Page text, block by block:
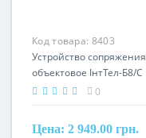
Код товара: 8403
Устройство сопряжения
объектовое ІнтТел-Б8/С
0
Цена: 2 949.00 грн.